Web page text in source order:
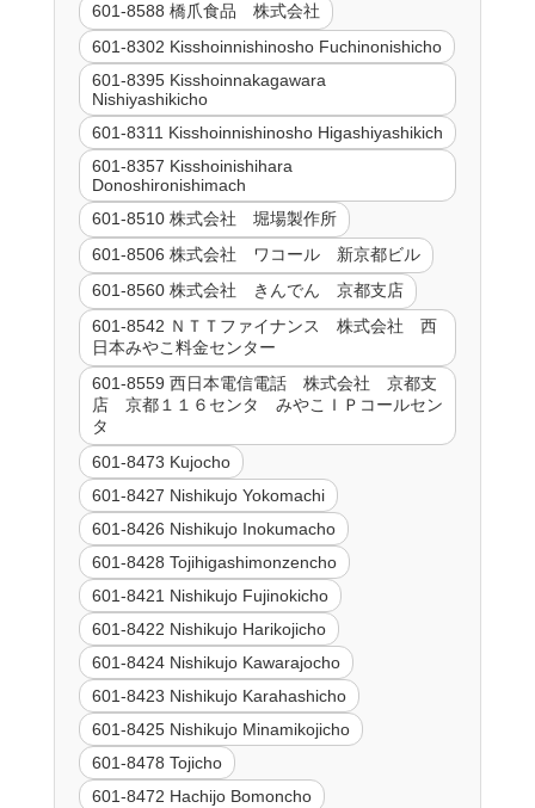
601-8588 橋爪食品 株式会社
601-8302 Kisshoinnishinosho Fuchinonishicho
601-8395 Kisshoinnakagawara
Nishiyashikicho
601-8311 Kisshoinnishinosho Higashiyashikich
601-8357 Kisshoinishihara
Donoshironishimach
601-8510 株式会社 堀場製作所
601-8506 株式会社 ワコール 新京都ビル
601-8560 株式会社 きんでん 京都支店
601-8542 ＮＴＴファイナンス 株式会社 西
日本みやこ料金センター
601-8559 西日本電信電話 株式会社 京都支
店 京都１１６センタ みやこＩＰコールセン
タ
601-8473 Kujocho
601-8427 Nishikujo Yokomachi
601-8426 Nishikujo Inokumacho
601-8428 Tojihigashimonzencho
601-8421 Nishikujo Fujinokicho
601-8422 Nishikujo Harikojicho
601-8424 Nishikujo Kawarajocho
601-8423 Nishikujo Karahashicho
601-8425 Nishikujo Minamikojicho
601-8478 Tojicho
601-8472 Hachijo Bomoncho